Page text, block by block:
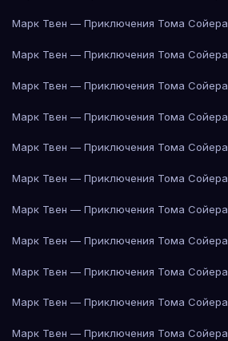
Марк Твен — Приключения Тома Сойера
Марк Твен — Приключения Тома Сойера
Марк Твен — Приключения Тома Сойера
Марк Твен — Приключения Тома Сойера
Марк Твен — Приключения Тома Сойера
Марк Твен — Приключения Тома Сойера
Марк Твен — Приключения Тома Сойера
Марк Твен — Приключения Тома Сойера
Марк Твен — Приключения Тома Сойера
Марк Твен — Приключения Тома Сойера
Марк Твен — Приключения Тома Сойера